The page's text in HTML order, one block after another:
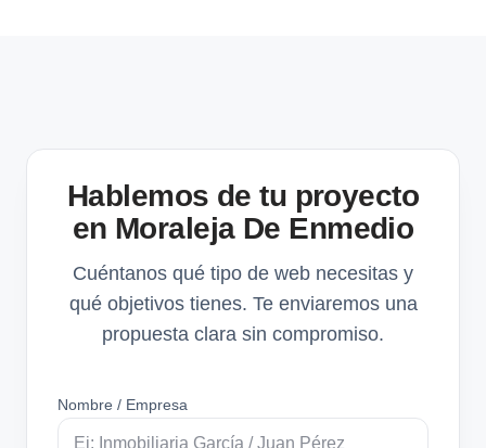
Hablemos de tu proyecto
en Moraleja De Enmedio
Cuéntanos qué tipo de web necesitas y
qué objetivos tienes. Te enviaremos una
propuesta clara sin compromiso.
Nombre / Empresa